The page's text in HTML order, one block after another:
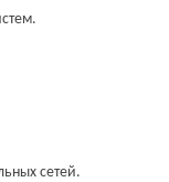
сетей.